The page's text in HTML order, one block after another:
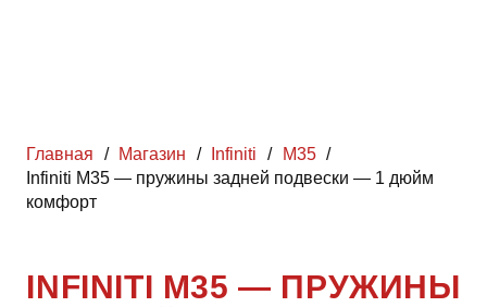
Главная / Магазин / Infiniti / M35 /
Infiniti M35 — пружины задней подвески — 1 дюйм
комфорт
INFINITI M35 — ПРУЖИНЫ